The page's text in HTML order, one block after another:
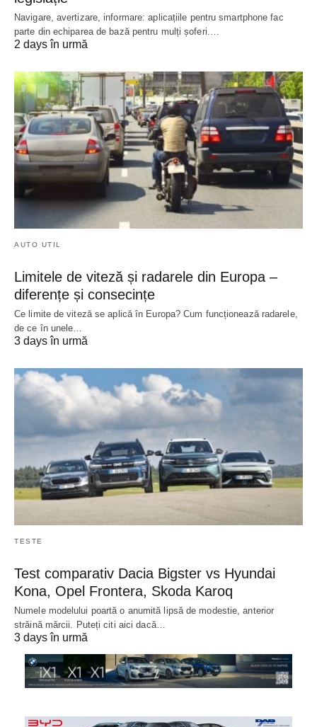
Navigare, avertizare, informare: aplicațiile pentru smartphone fac
parte din echiparea de bază pentru mulți șoferi.…
2 days în urmă
AUTO UTIL
Limitele de viteză și radarele din Europa –
diferențe și consecințe
Ce limite de viteză se aplică în Europa? Cum funcționează radarele,
de ce în unele…
3 days în urmă
TESTE
Test comparativ Dacia Bigster vs Hyundai
Kona, Opel Frontera, Skoda Karoq
Numele modelului poartă o anumită lipsă de modestie, anterior
străină mărcii. Puteți citi aici dacă…
3 days în urmă